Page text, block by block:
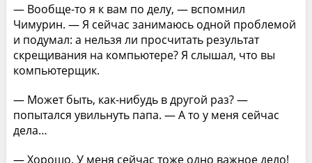
— Вообще-то я к вам по делу, — вспомнил
Чимурин. — Я сейчас занимаюсь одной проблемой
и подумал: а нельзя ли просчитать результат
скрещивания на компьютере? Я слышал, что вы
компьютерщик.
— Может быть, как-нибудь в другой раз? —
попытался увильнуть папа. — А то у меня сейчас
дела…
— Хорошо. У меня сейчас тоже одно важное дело!